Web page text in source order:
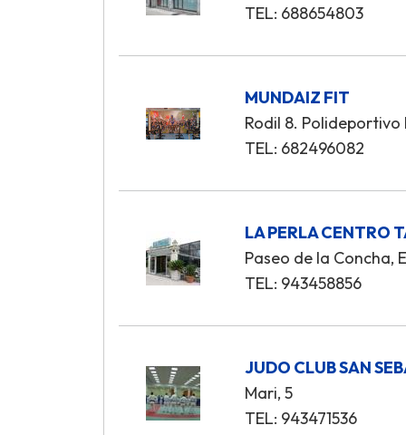
TEL: 688654803
MUNDAIZ FIT
Rodil 8. Polideportivo
TEL: 682496082
LA PERLA CENTRO
Paseo de la Concha,
TEL: 943458856
JUDO CLUB SAN
Mari, 5
TEL: 943471536